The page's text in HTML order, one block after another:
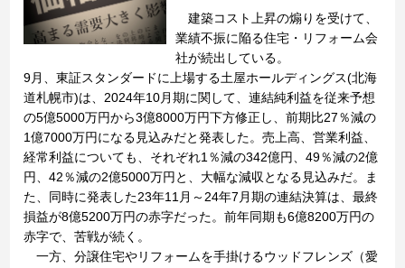
建築コスト上昇の煽りを受けて、
業績不振に陥る住宅・リフォーム会
社が続出している。
9月、東証スタンダードに上場する土屋ホールディングス(北海
道札幌市)は、2024年10月期に関して、連結純利益を従来予想
の5億5000万円から3億8000万円下方修正し、前期比27％減の
1億7000万円になる見込みだと発表した。売上高、営業利益、
経常利益についても、それぞれ1％減の342億円、49％減の2億
円、42％減の2億5000万円と、大幅な減収となる見込みだ。ま
た、同時に発表した23年11月～24年7月期の連結決算は、最終
損益が8億5200万円の赤字だった。前年同期も6億8200万円の
赤字で、苦戦が続く。
一方、分譲住宅やリフォームを手掛けるウッドフレンズ（愛